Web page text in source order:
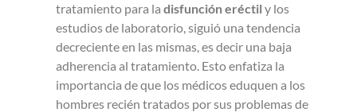
tratamiento para la disfunción eréctil y los
estudios de laboratorio, siguió una tendencia
decreciente en las mismas, es decir una baja
adherencia al tratamiento. Esto enfatiza la
importancia de que los médicos eduquen a los
hombres recién tratados por sus problemas de